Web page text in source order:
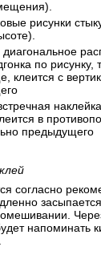
рисунки
по рисунку,
клеится с
в
предыдущего
согласно
напоминать